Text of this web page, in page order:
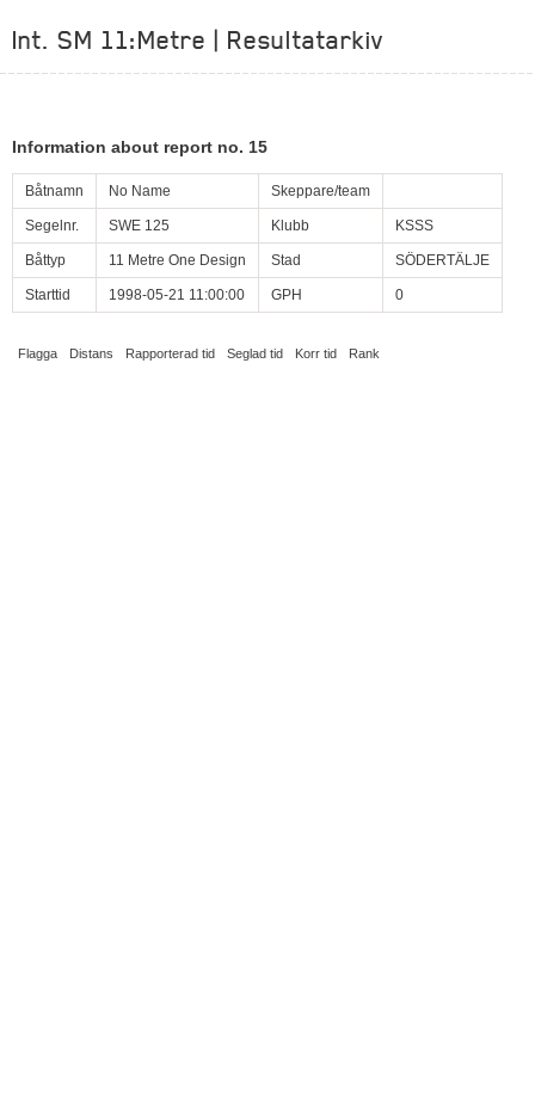
Int. SM 11:Metre | Resultatarkiv
Information about report no. 15
Båtnamn No Name Skeppare/team
Segelnr. SWE 125 Klubb KSSS
Båttyp 11 Metre One Design Stad SÖDERTÄLJE
Starttid 1998-05-21 11:00:00 GPH 0
Flagga Distans Rapporterad tid Seglad tid Korr tid Rank